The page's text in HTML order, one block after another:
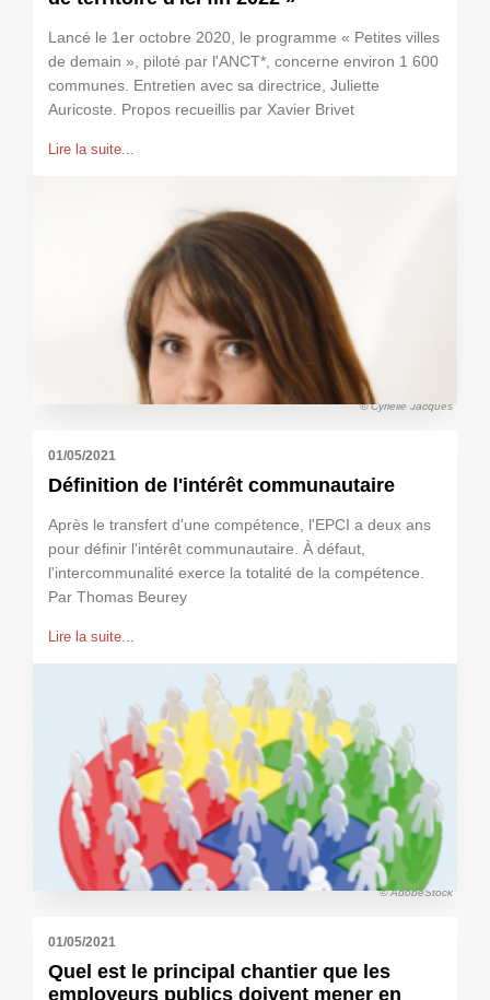
Lancé le 1er octobre 2020, le programme « Petites villes
de demain », piloté par l'ANCT*, concerne environ 1 600
communes. Entretien avec sa directrice, Juliette
Auricoste. Propos recueillis par Xavier Brivet
Lire la suite...
© Cyrielle Jacques
01/05/2021
Définition de l'intérêt communautaire
Après le transfert d'une compétence, l'EPCI a deux ans
pour définir l'intérêt communautaire. À défaut,
l'intercommunalité exerce la totalité de la compétence.
Par Thomas Beurey
Lire la suite...
© AdobeStock
01/05/2021
Quel est le principal chantier que les
employeurs publics doivent mener en